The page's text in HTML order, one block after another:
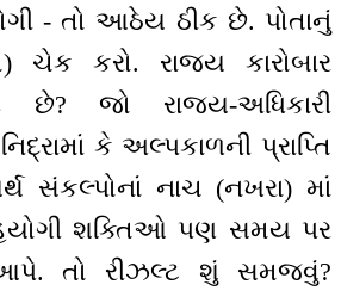
- તો આઠેય ઠીક છે. પોતાનું
ચેક કરો. રાજ્ય કારોબાર
છે? જો રાજ્ય-અધિકારી
કે અલ્પકાળની પ્રાપ્તિ
સંકલ્પોનાં નાચ (નખરા) માં
શક્તિઓ પણ સમય પર
તો રીઝલ્ટ શું સમજવું?